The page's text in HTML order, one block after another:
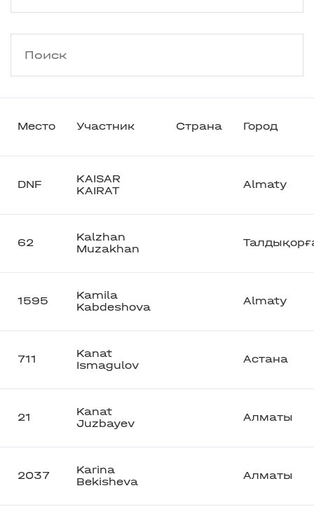
Место Участник Страна Город
DNF
KAISAR
KAIRAT
Almaty
62
Kalzhan
Muzakhan
1595
Kamila
Kabdeshova
Almaty
711
Kanat
Ismagulov
Астана
21
Kanat
Juzbayev
Алматы
2037
Karina
Bekisheva
Алматы